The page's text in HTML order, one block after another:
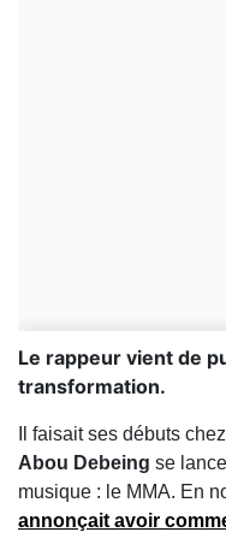
Le rappeur vient de
transformation.
Il faisait ses débuts chez
Abou Debeing se
musique : le MMA. En
annonçait avoir